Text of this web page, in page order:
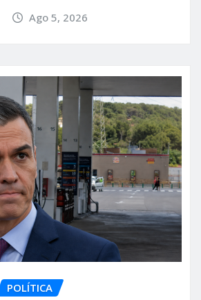
Ago 5, 2026
POLÍTICA